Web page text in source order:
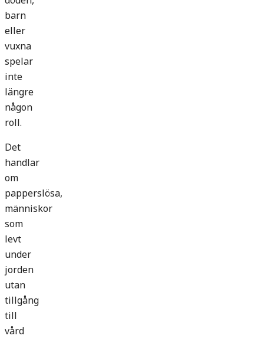
barn
eller
vuxna
spelar
inte
längre
någon
roll.
Det
handlar
om
papperslösa,
människor
som
levt
under
jorden
utan
tillgång
till
vård